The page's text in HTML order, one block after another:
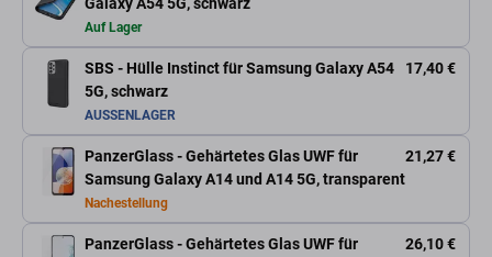
Auf Lager
SBS - Hülle Instinct für Samsung Galaxy A54
5G, schwarz
17,40 €
AUSSENLAGER
PanzerGlass - Gehärtetes Glas UWF für
Samsung Galaxy A14 und A14 5G, transparent
21,27 €
Nachestellung
PanzerGlass - Gehärtetes Glas UWF für
26,10 €